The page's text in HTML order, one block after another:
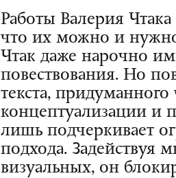
Работы Валерия
что их можно и
Чтак даже нарочно
повествования. Но
текста,
концептуализации и
лишь подчеркивает
подхода. Задействуя
визуальных, он